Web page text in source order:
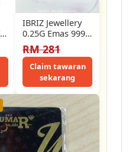
IBRIZ Jewellery
0.25G Emas 999.9
Gold Bar Gift For
Men 999.9 Gold…
RM 281
Claim tawaran
sekarang